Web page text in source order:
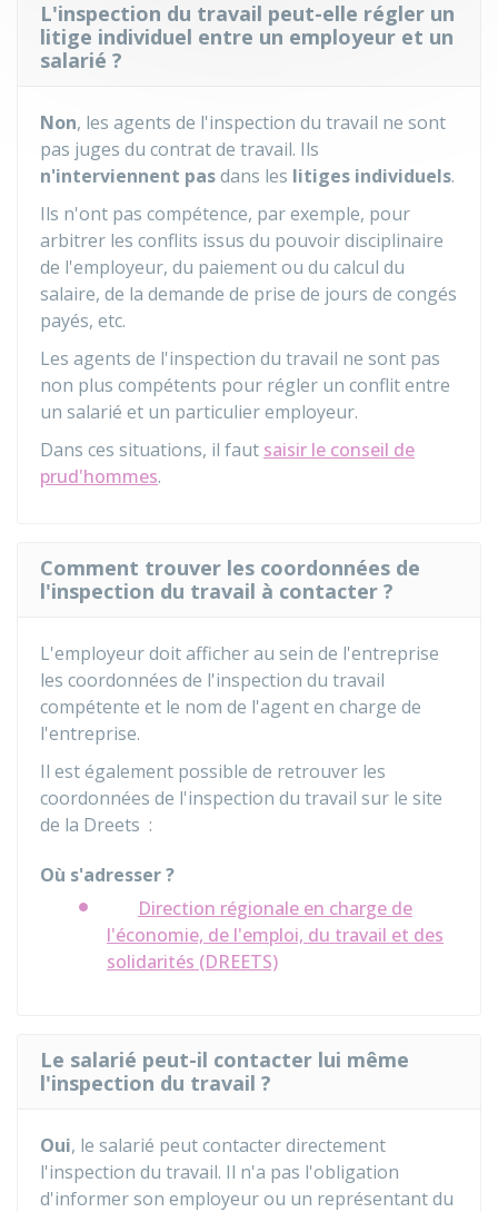
L'inspection du travail peut-elle régler un
litige individuel entre un employeur et un
salarié ?
Non, les agents de l'inspection du travail ne sont
pas juges du contrat de travail. Ils
n'interviennent pasdans les litiges individuels.
Ils n'ont pas compétence, par exemple, pour
arbitrer les conflits issus du pouvoir disciplinaire
de l'employeur, du paiement ou du calcul du
salaire, de la demande de prise de jours de congés
payés, etc.
Les agents de l'inspection du travail ne sont pas
non plus compétents pour régler un conflit entre
un salarié et un particulier employeur.
Dans ces situations, il faut saisir le conseil de
prud'hommes.
Comment trouver les coordonnées de
l'inspection du travail à contacter ?
L'employeur doit afficher au sein de l'entreprise
les coordonnées de l'inspection du travail
compétente et le nom de l'agent en charge de
l'entreprise.
Il est également possible de retrouver les
coordonnées de l'inspection du travail sur le site
de la Dreets :
Où s'adresser ?
Direction régionale en charge de
l'économie, de l'emploi, du travail et des
solidarités (DREETS)
Le salarié peut-il contacter lui même
l'inspection du travail ?
Oui, le salarié peut contacter directement
l'inspection du travail. Il n'a pas l'obligation
d'informer son employeur ou un représentant du